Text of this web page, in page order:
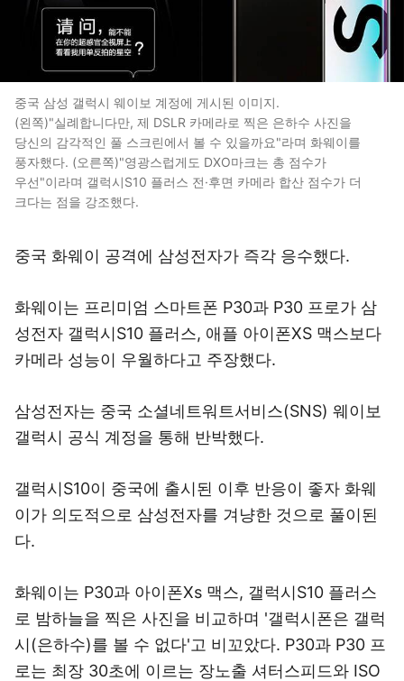
중국 삼성 갤럭시 웨이보 계정에 게시된 이미지.
(왼쪽)"실례합니다만, 제 DSLR 카메라로 찍은 은하수 사진을
당신의 감각적인 풀 스크린에서 볼 수 있을까요"라며 화웨이를
풍자했다. (오른쪽)"영광스럽게도 DXO마크는 총 점수가
우선"이라며 갤럭시S10 플러스 전·후면 카메라 합산 점수가 더
크다는 점을 강조했다.
중국 화웨이 공격에 삼성전자가 즉각 응수했다.
화웨이는 프리미엄 스마트폰 P30과 P30 프로가 삼
성전자 갤럭시S10 플러스, 애플 아이폰XS 맥스보다
카메라 성능이 우월하다고 주장했다.
삼성전자는 중국 소셜네트워트서비스(SNS) 웨이보
갤럭시 공식 계정을 통해 반박했다.
갤럭시S10이 중국에 출시된 이후 반응이 좋자 화웨
이가 의도적으로 삼성전자를 겨냥한 것으로 풀이된
다.
화웨이는 P30과 아이폰Xs 맥스, 갤럭시S10 플러스
로 밤하늘을 찍은 사진을 비교하며 '갤럭시폰은 갤럭
시(은하수)를 볼 수 없다'고 비꼬았다. P30과 P30 프
로는 최장 30초에 이르는 장노출 셔터스피드와 ISO